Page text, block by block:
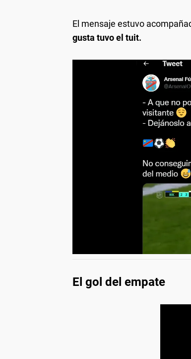
El mensaje estuvo
gusta tuvo el tuit.
El gol del empate